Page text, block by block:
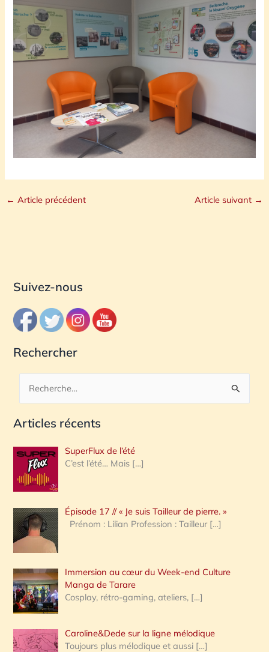
← Article précédent Article suivant →
Suivez-nous
Rechercher
c
e
r
c
h
e
:
Articles récents
SuperFlux de l’été
C’est l’été… Mais […]
Épisode 17 // « Je suis Tailleur de pierre. »
Prénom : Lilian Profession : Tailleur […]
Immersion au cœur du Week-end Culture
Manga de Tarare
Cosplay, rétro-gaming, ateliers, […]
Caroline&Dede sur la ligne mélodique
Toujours plus mélodique et aussi […]